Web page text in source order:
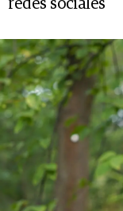
redes sociales